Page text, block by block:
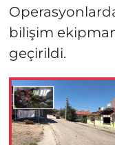
bilişim
geçirildi.